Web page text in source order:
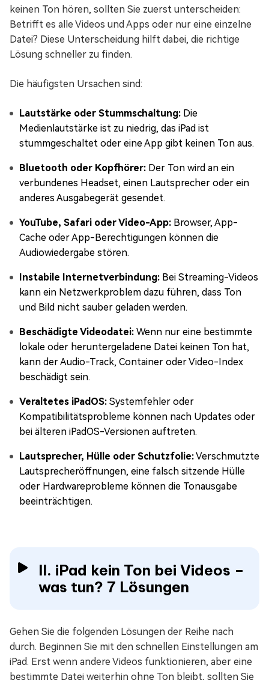
keinen Ton hören, sollten Sie zuerst unterscheiden:
Betrifft es alle Videos und Apps oder nur eine einzelne
Datei? Diese Unterscheidung hilft dabei, die richtige
Lösung schneller zu finden.
Die häufigsten Ursachen sind:
Lautstärke oder Stummschaltung: Die
Medienlautstärke ist zu niedrig, das iPad ist
stummgeschaltet oder eine App gibt keinen Ton aus.
Bluetooth oder Kopfhörer: Der Ton wird an ein
verbundenes Headset, einen Lautsprecher oder ein
anderes Ausgabegerät gesendet.
YouTube, Safari oder Video-App: Browser, App-
Cache oder App-Berechtigungen können die
Audiowiedergabe stören.
Instabile Internetverbindung: Bei Streaming-Videos
kann ein Netzwerkproblem dazu führen, dass Ton
und Bild nicht sauber geladen werden.
Beschädigte Videodatei: Wenn nur eine bestimmte
lokale oder heruntergeladene Datei keinen Ton hat,
kann der Audio-Track, Container oder Video-Index
beschädigt sein.
Veraltetes iPadOS: Systemfehler oder
Kompatibilitätsprobleme können nach Updates oder
bei älteren iPadOS-Versionen auftreten.
Lautsprecher, Hülle oder Schutzfolie:Verschmutzte
Lautsprecheröffnungen, eine falsch sitzende Hülle
oder Hardwareprobleme können die Tonausgabe
beeinträchtigen.
II. iPad kein Ton bei Videos –
was tun? 7 Lösungen
Gehen Sie die folgenden Lösungen der Reihe nach
durch. Beginnen Sie mit den schnellen Einstellungen am
iPad. Erst wenn andere Videos funktionieren, aber eine
bestimmte Datei weiterhin ohne Ton bleibt, sollten Sie